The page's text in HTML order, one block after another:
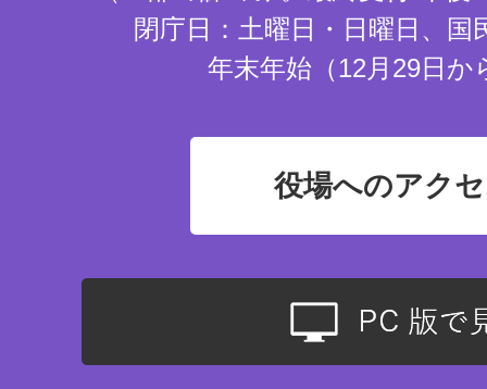
閉庁日：土曜日・日曜日、国
年末年始（12月29日か
役場へのアク